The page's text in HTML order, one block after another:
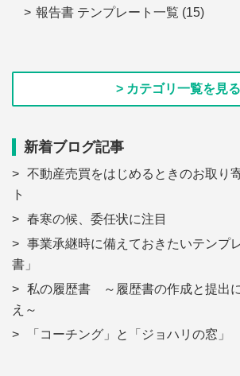
報告書 テンプレート一覧 (15)
> カテゴリ一覧を見る
新着ブログ記事
不動産売買をはじめるときのお取り
ト
春寒の候、委任状に注目
事業承継時に備えておきたいテンプ
書」
私の履歴書 ～履歴書の作成と提出
え～
「コーチング」と「ジョハリの窓」